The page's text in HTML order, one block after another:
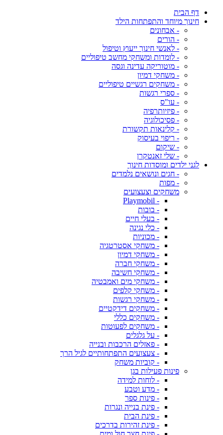
דף הבית
חינוך מיוחד והתפתחות הילד
- אבחונים
- הורים
- לאנשי חינוך ייעוץ וטיפול
- לומדות ומשחקי מחשב טיפוליים
- מוטוריקה עדינה וגסה
- משחקי דמיון
- משחקים רגשיים טיפוליים
- ספרי רגשות
- עו"ס
- פיזיותרפיה
- פסיכולוגיה
- קלינאות תקשורת
- ריפוי בעיסוק
- שיקום
- שלי זאנטקרן
לגני ילדים ומוסדות חינוך
- חגים ונושאים נלמדים
- מפות
משחקים וצעצועים
- Playmobil
- בובות
- בעלי חיים
- כלי נגינה
- מכוניות
- משחקי אסטרטגיה
- משחקי דמיון
- משחקי חברה
- משחקי חשיבה
- משחקי מים ואמבטיה
- משחקי קלפים
- משחקי רגשות
- משחקים דידקטיים
- משחקים כללי
- משחקים לפעוטות
- על גלגלים
- פאזלים הרכבות ובנייה
- צעצועים התפתחותיים לגיל הרך
- קוביות משחק
פינות פעילות בגן
- לוחות למידה
- מדע וטבע
- פינות ספר
- פינת בנייה ונגרות
- פינת הבית
- פינת זהירות בדרכים